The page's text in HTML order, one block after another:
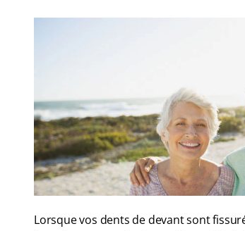
Lorsque vos dents de devant sont